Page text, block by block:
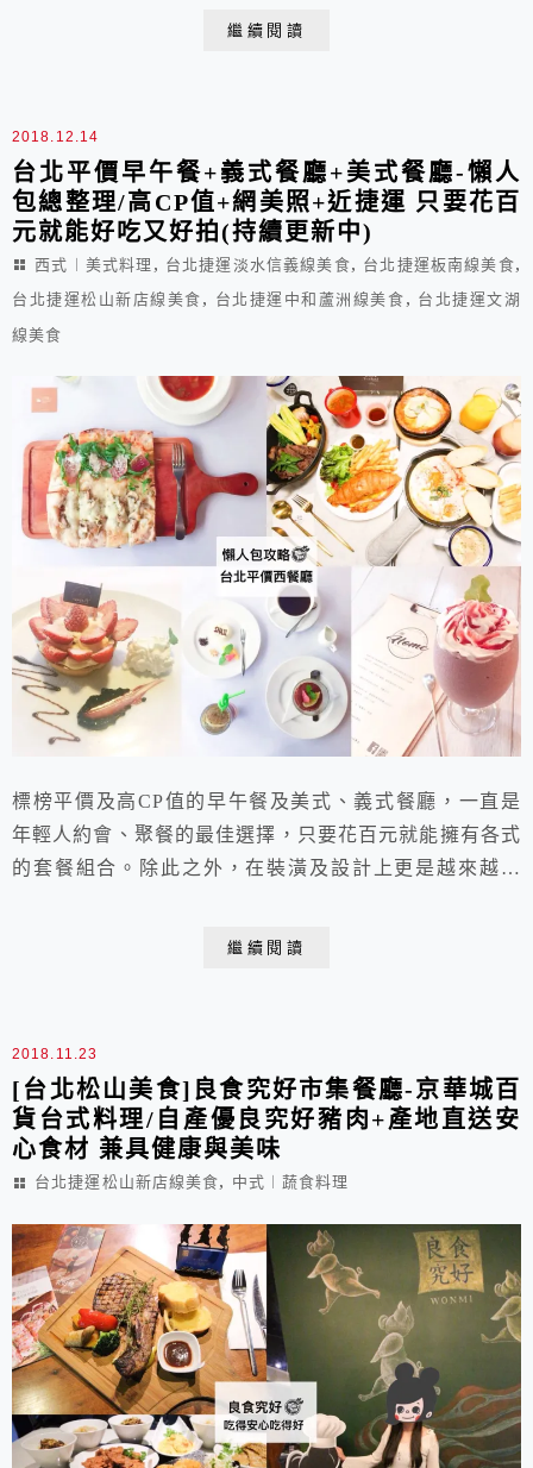
繼續閱讀
2018.12.14
台北平價早午餐+義式餐廳+美式餐廳-懶人
包總整理/高CP值+網美照+近捷運 只要花百
元就能好吃又好拍(持續更新中)
西式︱美式料理 , 台北捷運淡水信義線美食, 台北捷運板南線美食,
台北捷運松山新店線美食 , 台北捷運中和蘆洲線美食 , 台北捷運文湖
線美食
標榜平價及高CP值的早午餐及美式、義式餐廳，一直是
年輕人約會、聚餐的最佳選擇，只要花百元就能擁有各式
的套餐組合。除此之外，在裝潢及設計上更是越來越講
繼續閱讀
2018.11.23
[台北松山美食]良食究好市集餐廳-京華城百
貨台式料理/自產優良究好豬肉+產地直送安
心食材 兼具健康與美味
台北捷運松山新店線美食, 中式︱蔬食料理